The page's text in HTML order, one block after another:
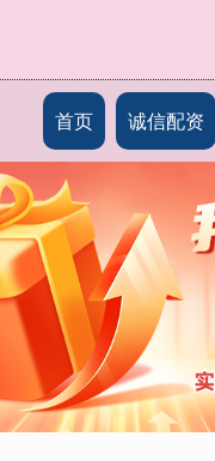
首页 诚信配资